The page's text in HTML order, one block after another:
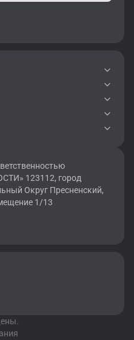
123112, город
Округ Пресненский,
1/13